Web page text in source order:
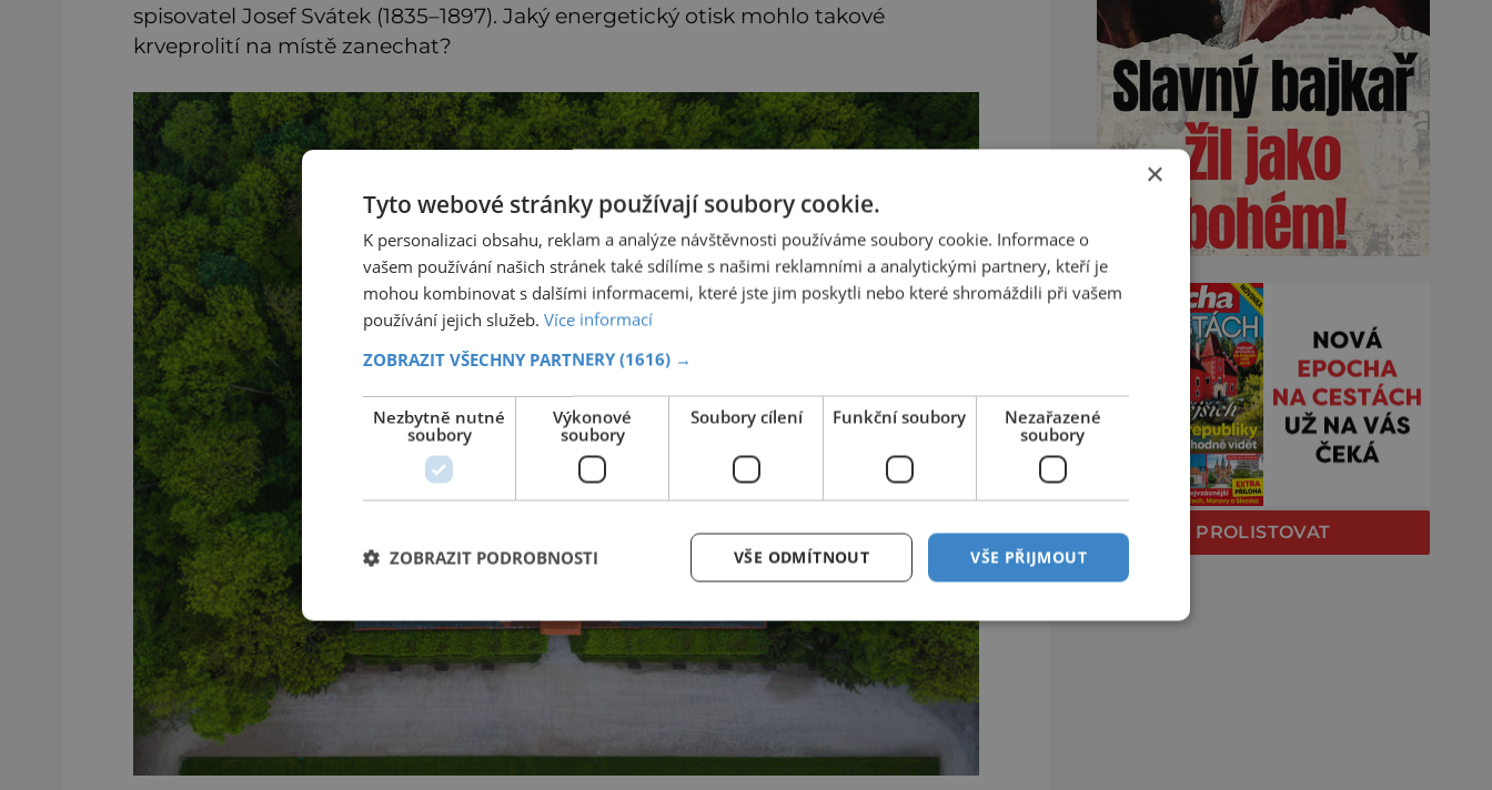
spisovatel Josef Svátek (1835–1897). Jaký energetický otisk mohlo takové
krveprolití na místě zanechat?
PROLISTOVAT
×
Tyto webové stránky používají soubory cookie.
K personalizaci obsahu, reklam a analýze návštěvnosti používáme soubory cookie. Informace o
vašem používání našich stránek také sdílíme s našimi reklamními a analytickými partnery, kteří je
mohou kombinovat s dalšími informacemi, které jste jim poskytli nebo které shromáždili při vašem
používání jejich služeb. Více informací
ZOBRAZIT VŠECHNY PARTNERY (1616) →
Nezbytně nutné
soubory
Výkonové
soubory
Soubory cílení Funkční soubory
Nezařazené
soubory
VŠE PŘIJMOUT
VŠE ODMÍTNOUT
ZOBRAZIT PODROBNOSTI